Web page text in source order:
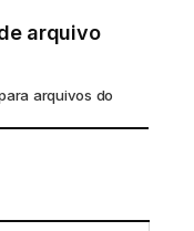
arquivo
arquivos do